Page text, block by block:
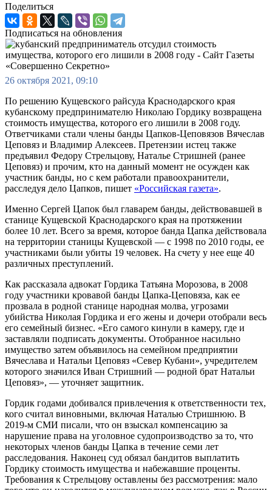
Поделиться
Подписаться на обновления
26 октября 2021, 09:10
По решению Кущевского райсуда Краснодарского края
кубанскому предпринимателю Николаю Гордику возвращена
стоимость имущества, которого его лишили в 2008 году.
Ответчиками стали члены банды Цапков-Цеповязов Вячеслав
Цеповяз и Владимир Алексеев. Претензии истец также
предъявил Федору Стрельцову, Наталье Стришней (ранее
Цеповяз) и прочим, кто на данный момент не осужден как
участник банды, но с кем работали правоохранители,
расследуя дело Цапков, пишет «Российская газета».
Именно Сергей Цапок был главарем банды, действовавшей в
станице Кущевской Краснодарского края на протяжении
более 10 лет. Всего за время, которое банда Цапка действовала
на территории станицы Кущевcкой — с 1998 по 2010 годы, ее
участниками были убиты 19 человек. На счету у нее еще 40
различных преступлений.
Как рассказала адвокат Гордика Татьяна Морозова, в 2008
году участники кровавой банды Цапка-Цеповяза, как ее
прозвала в родной станице народная молва, угрозами
убийства Николая Гордика и его жены и дочери отобрали весь
его семейный бизнес. «Его самого кинули в камеру, где и
заставляли подписать документы. Отобранное насильно
имущество затем объявилось на семейном предприятии
Вячеслава и Натальи Цеповяз «Север Кубани», учредителем
которого значился Иван Стришний — родной брат Натальи
Цеповяз», — уточняет защитник.
Гордик годами добивался привлечения к ответственности тех,
кого считал виновными, включая Наталью Стришнюю. В
2019-м СМИ писали, что он взыскал компенсацию за
нарушение права на уголовное судопроизводство за то, что
некоторых членов банды Цапка в течение семи лет
расследования. Наконец суд обязал бандитов выплатить
Гордику стоимость имущества и набежавшие проценты.
Требования к Стрельцову оставлены без рассмотрения: мало